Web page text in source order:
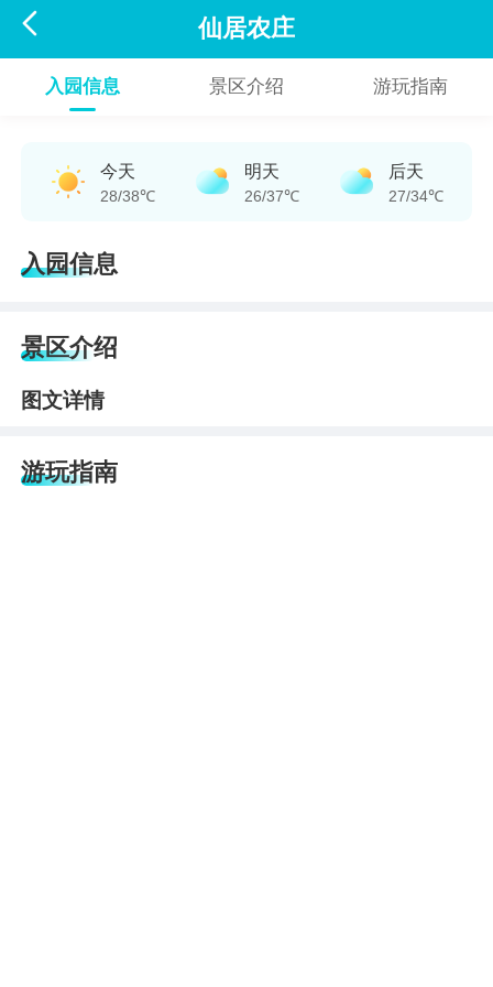
 仙居农庄
入园信息 景区介绍 游玩指南
今天
28/38℃
明天
26/37℃
后天
27/34℃
入园信息
景区介绍
图文详情
游玩指南